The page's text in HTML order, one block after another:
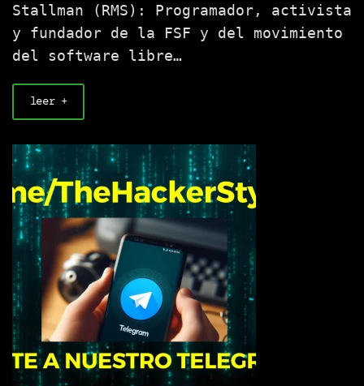
Stallman (RMS): Programador, activista
y fundador de la FSF y del movimiento
del software libre…
leer +